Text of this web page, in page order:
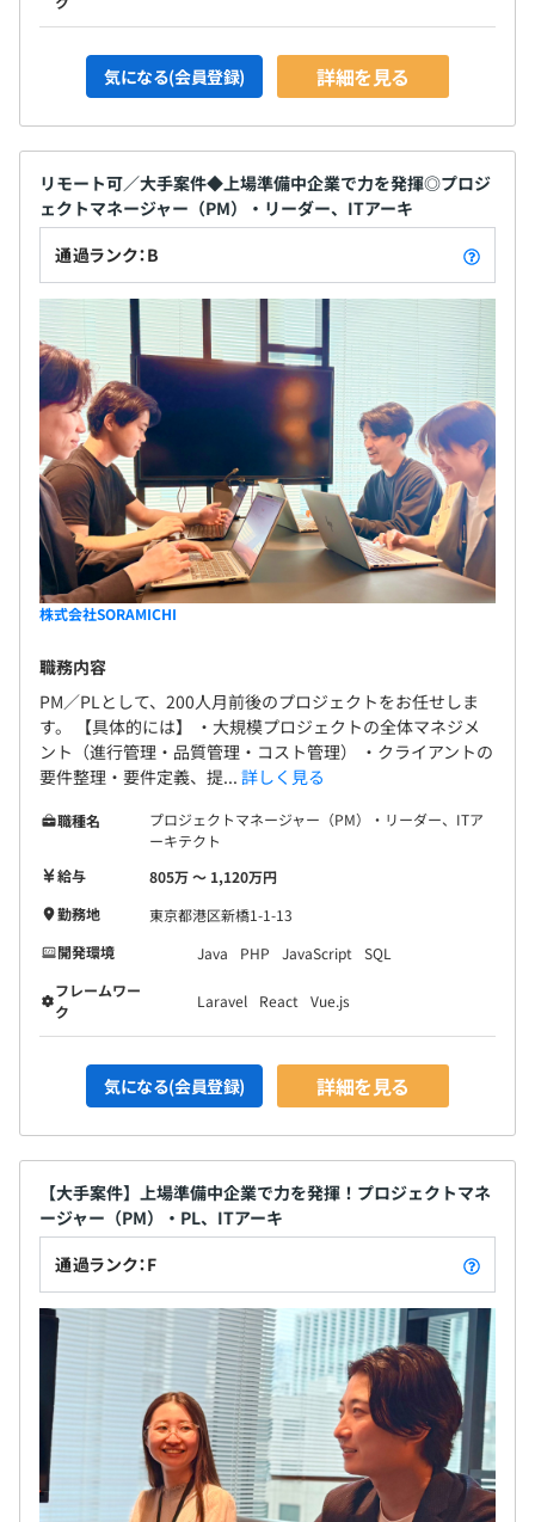
気になる(会員登録) 詳細を見る
リモート可／大手案件◆上場準備中企業で力を発揮◎プロジ
ェクトマネージャー（PM）・リーダー、ITアーキ
通過ランク：B
株式会社SORAMICHI
職務内容
PM／PLとして、200人月前後のプロジェクトをお任せしま
す。 【具体的には】 ・大規模プロジェクトの全体マネジメ
ント（進行管理・品質管理・コスト管理） ・クライアントの
要件整理・要件定義、提... 詳しく見る
職種名
プロジェクトマネージャー（PM）・リーダー、ITア
ーキテクト
給与
805万 〜 1,120万円
勤務地
東京都港区新橋1-1-13
開発環境
Java PHP JavaScript
SQL
フレームワー
ク
Laravel React Vue.js
気になる(会員登録) 詳細を見る
【大手案件】上場準備中企業で力を発揮！プロジェクトマネ
ージャー（PM）・PL、ITアーキ
通過ランク：F